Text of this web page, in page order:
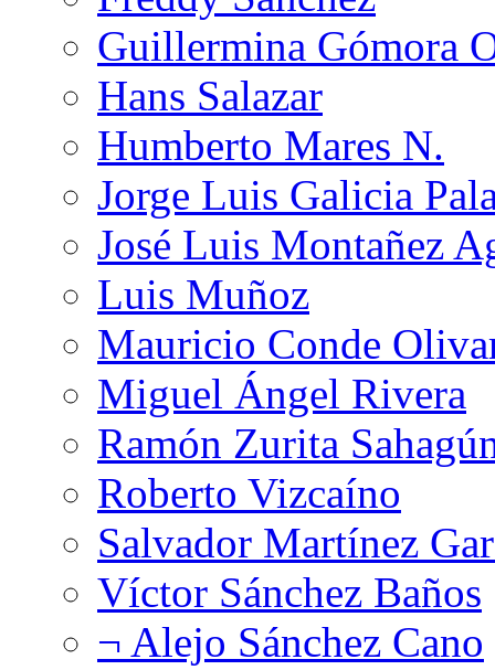
Guillermina Gómora
Hans Salazar
Humberto Mares N.
Jorge Luis Galicia
José Luis Montañez
Luis Muñoz
Mauricio Conde
Miguel Ángel Rivera
Ramón Zurita
Roberto Vizcaíno
Salvador Martínez
Víctor Sánchez Baños
¬ Alejo Sánchez Cano